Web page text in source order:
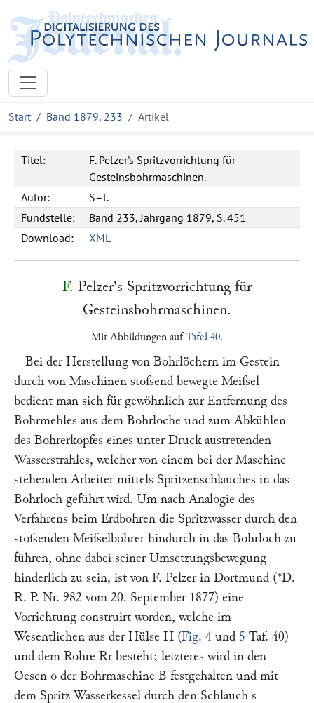
Start Band 1879, 233 Artikel
Titel:
F. Pelzer's Spritzvorrichtung für
Gesteinsbohrmaschinen.
Autor:
S–l.
Fundstelle:
Band 233, Jahrgang 1879, S. 451
Download:
XML
F. Pelzer's Spritzvorrichtung für
Gesteinsbohrmaschinen.
Mit Abbildungen aufTafel 40.
Bei der Herstellung von Bohrlöchern im Gestein
durch von Maschinen stoſsend bewegte Meiſsel
bedient man sich für gewöhnlich zur Entfernung des
Bohrmehles aus dem Bohrloche und zum Abkühlen
des Bohrerkopfes eines unter Druck austretenden
Wasserstrahles, welcher von einem bei der Maschine
stehenden Arbeiter mittels Spritzenschlauches in das
Bohrloch geführt wird. Um nach Analogie des
Verfahrens beim Erdbohren die Spritzwasser durch den
stoſsenden Meiſselbohrer hindurch in das Bohrloch zu
führen, ohne dabei seiner Umsetzungsbewegung
hinderlich zu sein, ist von F. Pelzerin Dortmund (*D.
R. P. Nr. 982 vom 20. September 1877) eine
Vorrichtung construirt worden, welche im
Wesentlichen aus der Hülse H (Fig. 4 und 5 Taf. 40)
und dem Rohre Rrbesteht; letzteres wird in den
Oesen o der Bohrmaschine B festgehalten und mit
dem Spritz Wasserkessel durch den Schlauch s